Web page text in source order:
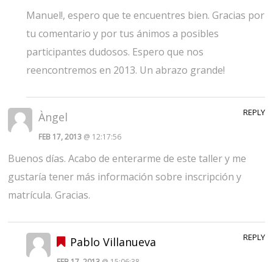
Manuel!, espero que te encuentres bien. Gracias por
tu comentario y por tus ánimos a posibles
participantes dudosos. Espero que nos
reencontremos en 2013. Un abrazo grande!
Àngel
FEB 17, 2013 @ 12:17:56
Buenos días. Acabo de enterarme de este taller y me
gustaría tener más información sobre inscripción y
matrícula. Gracias.
REPLY
Pablo Villanueva REPLY